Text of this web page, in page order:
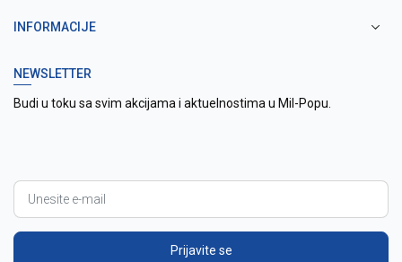
INFORMACIJE
NEWSLETTER
Budi u toku sa svim akcijama i aktuelnostima u Mil-Popu.
Prijavite se